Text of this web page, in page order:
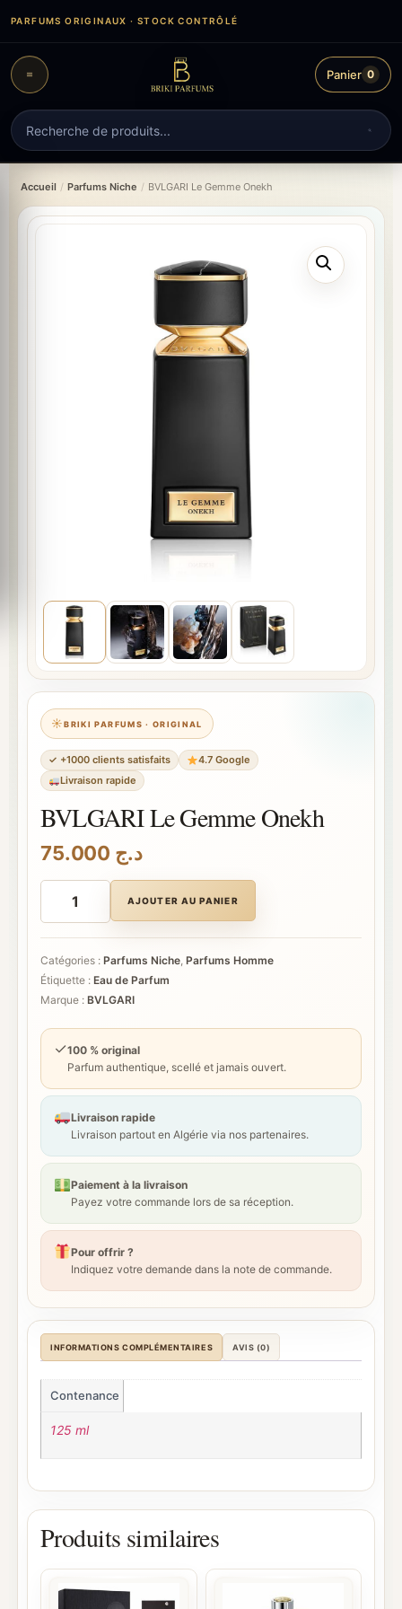
contenu
PARFUMS ORIGINAUX · STOCK CONTRÔLÉ
Recherche
de
produits
Panier 0
Accueil / Parfums Niche / BVLGARI Le Gemme Onekh
BRIKI PARFUMS · ORIGINAL
✓ +1000 clients satisfaits
4.7 Google
Livraison rapide
BVLGARI Le Gemme Onekh
د.ج
quantité
Gemme
Onekh
AJOUTER AU PANIER
Catégories : Parfums Niche, Parfums Homme
Étiquette : Eau de Parfum
Marque : BVLGARI
✓100 % original
Parfum authentique, scellé et jamais ouvert.
Livraison rapide
Livraison partout en Algérie via nos partenaires.
Paiement à la livraison
Payez votre commande lors de sa réception.
Pour offrir ?
Indiquez votre demande dans la note de commande.
INFORMATIONS COMPLÉMENTAIRES AVIS (0)
Contenance
125 ml
Produits similaires